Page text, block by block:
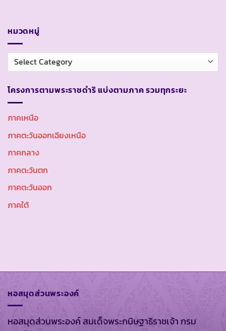
หมวดหมู่
หมวด
หมู่
โครงการตามพระราชดำริ แบ่งตามภาค รวมทุกระยะ
ภาคเหนือ
ภาคตะวันออกเฉียงเหนือ
ภาคกลาง
ภาคตะวันตก
ภาคตะวันออก
ภาคใต้
หอสมุดส่วนพระองค์
หอสมุดส่วนพระองค์ สมเด็จพระกนิษฐาธิราชเจ้า กรม